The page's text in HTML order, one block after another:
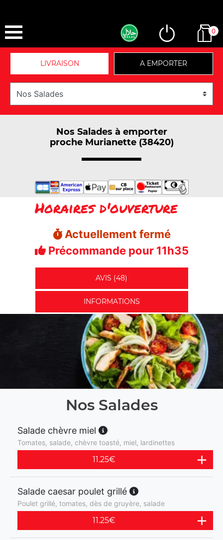
0
LIVRAISON A EMPORTER
Nos Salades à emporter
proche Murianette (38420)
Horaires d'ouverture
Actuellement fermé
Précommande pour 11h35
AVIS (48)
INFORMATIONS
Nos Salades
Salade chèvre miel
Tomates, salade, chèvre toasté, miel, lardinettes
11.25€
Salade caesar poulet grillé
Poulet grillé, tomates, dès de gruyère, salade
11.25€